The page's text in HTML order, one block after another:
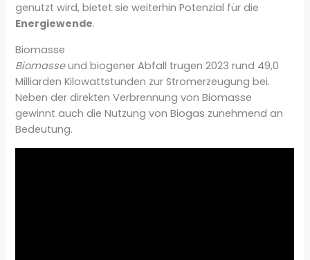
genutzt wird, bietet sie weiterhin Potenzial für die
Energiewende.
Biomasse
Biomasseund biogener Abfall trugen 2023 rund 49,0
Milliarden Kilowattstunden zur Stromerzeugung bei.
Neben der direkten Verbrennung von Biomasse
gewinnt auch die Nutzung von Biogas zunehmend an
Bedeutung.